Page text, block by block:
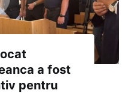
a fost
pentru